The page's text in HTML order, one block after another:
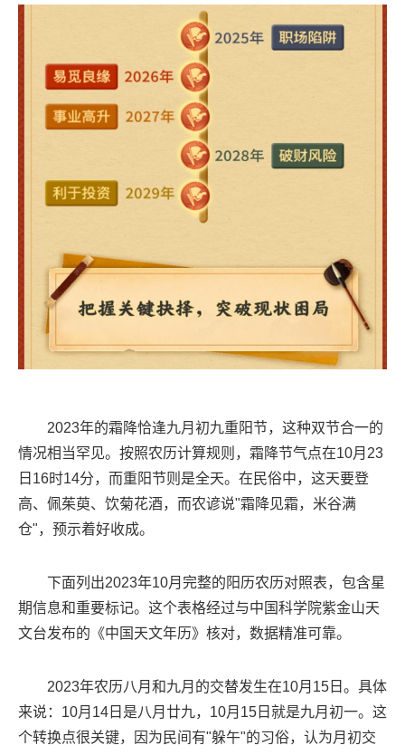
2023年的霜降恰逢九月初九重阳节，这种双节合一的
情况相当罕见。按照农历计算规则，霜降节气点在10月23
日16时14分，而重阳节则是全天。在民俗中，这天要登
高、佩茱萸、饮菊花酒，而农谚说"霜降见霜，米谷满
仓"，预示着好收成。
下面列出2023年10月完整的阳历农历对照表，包含星
期信息和重要标记。这个表格经过与中国科学院紫金山天
文台发布的《中国天文年历》核对，数据精准可靠。
2023年农历八月和九月的交替发生在10月15日。具体
来说：10月14日是八月廿九，10月15日就是九月初一。这
个转换点很关键，因为民间有"躲午"的习俗，认为月初交